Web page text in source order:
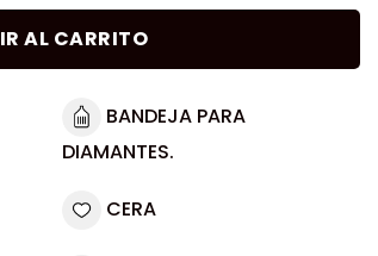
AL CARRITO
BANDEJA PARA
DIAMANTES.
CERA